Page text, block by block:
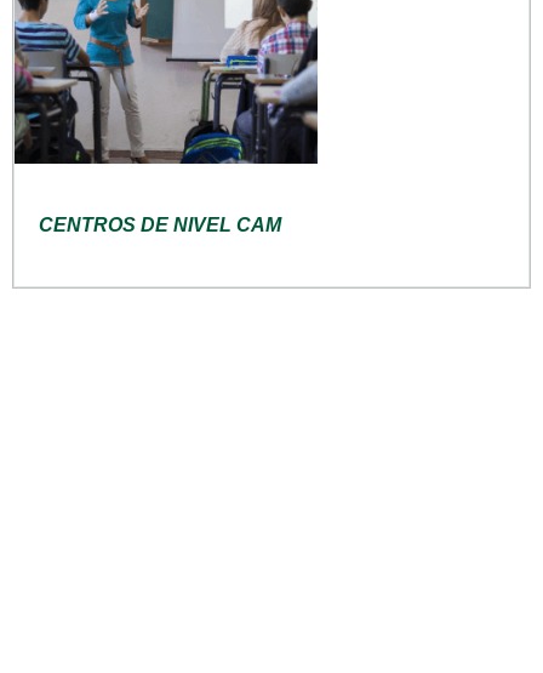
CENTROS DE NIVEL CAM